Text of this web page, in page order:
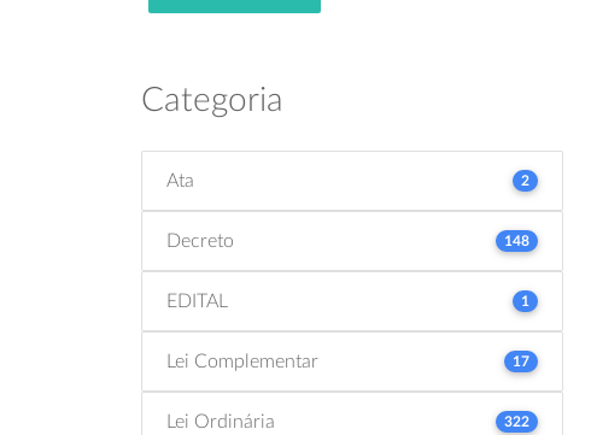
Categoria
Ata 2
Decreto 148
EDITAL 1
Lei Complementar 17
Lei Ordinária 322